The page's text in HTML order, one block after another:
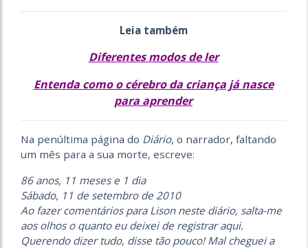
Leia também
Diferentes modos de ler
Entenda como o cérebro da criança já nasce
para aprender
Na penúltima página do Diário, o narrador, faltando
um mês para a sua morte, escreve:
86 anos, 11 meses e 1 dia
Sábado, 11 de setembro de 2010
Ao fazer comentários para Lison neste diário, salta-me
aos olhos o quanto eu deixei de registrar aqui.
Querendo dizer tudo, disse tão pouco! Mal cheguei a